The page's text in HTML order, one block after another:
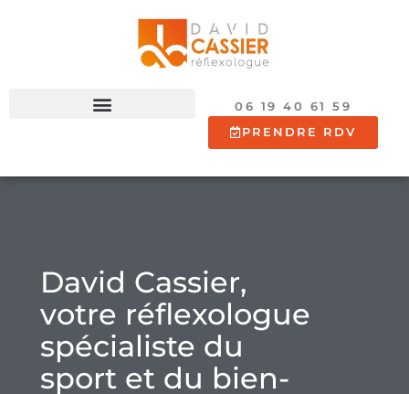
06 19 40 61 59
PRENDRE RDV
David Cassier,
votre réflexologue
spécialiste du
sport et du bien-